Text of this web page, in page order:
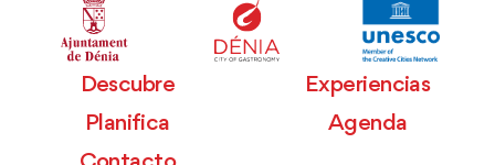
Descubre
Experiencias
Planifica
Agenda